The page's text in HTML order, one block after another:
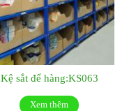
Kệ sắt để hàng:KS063
Xem thêm